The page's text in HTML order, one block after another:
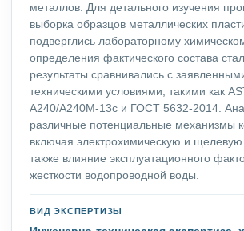
металлов. Для детального изучения
выборка образцов металлических
подверглись лабораторному
определения фактического состава
результаты сравнивались с
техническими условиями, такими как
A240/A240M-13c и ГОСТ 5632-2014.
различные потенциальные механизмы
включая электрохимическую и
также влияние эксплуатационного
жесткости водопроводной воды.
ВИД ЭКСПЕРТИЗЫ